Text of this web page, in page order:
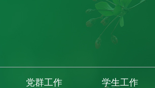
党群工作 学生工作